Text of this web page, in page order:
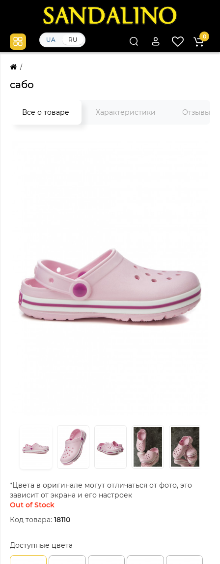
UA RU 0
сабо
Все о товаре Характеристики Отзывы
*Цвета в оригинале могут отличаться от фото, это
зависит от экрана и его настроек
Out of Stock
Код товара: 18110
Доступные цвета